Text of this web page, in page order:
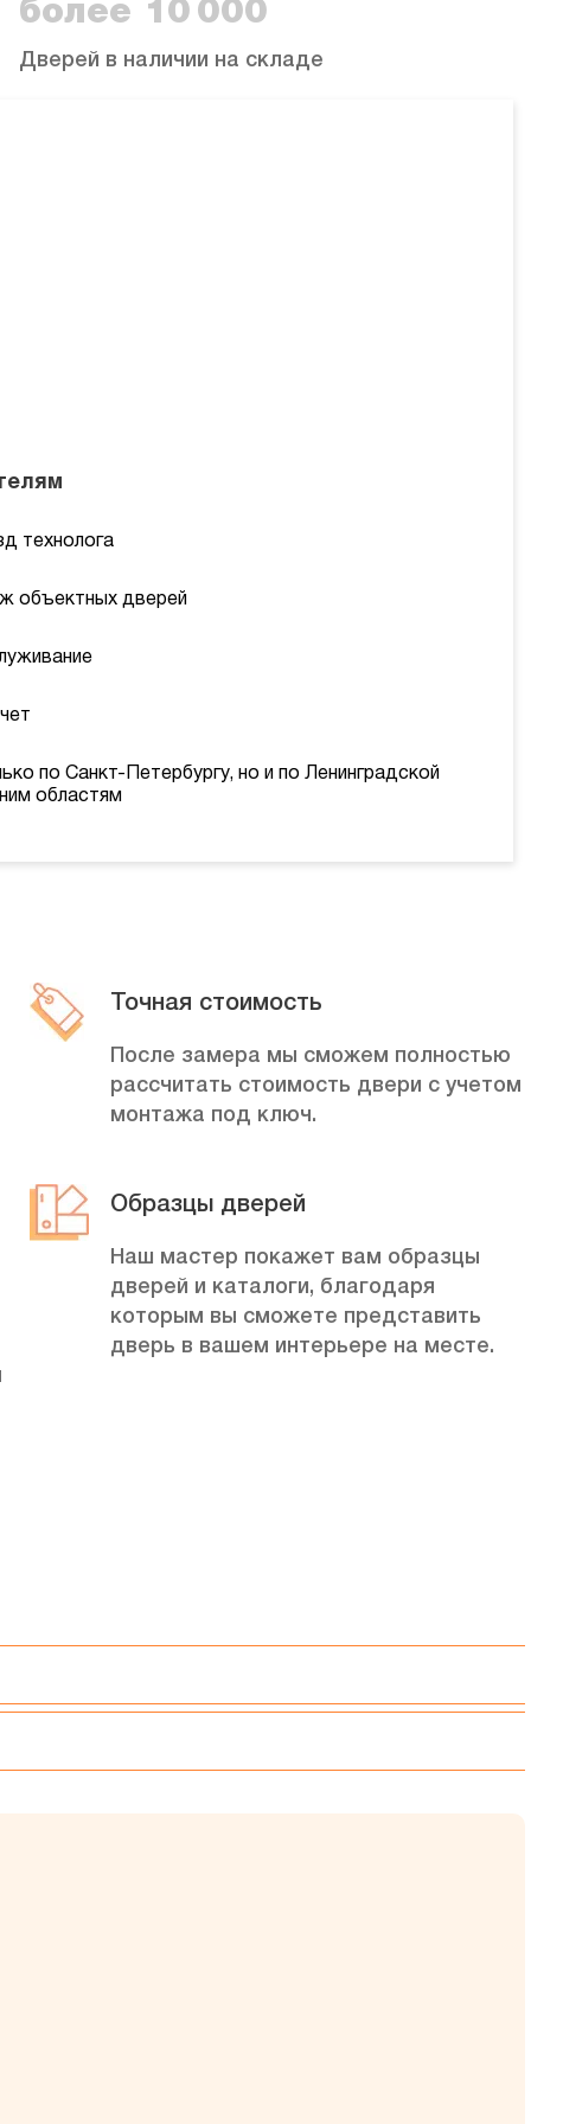
более 10 000
Дверей в наличии на складе
технолога
объектных дверей
по Санкт-Петербургу, но и по Ленинградской
областям
Точная стоимость
После замера мы сможем полностью
рассчитать стоимость двери с учетом
монтажа под ключ.
Образцы дверей
Наш мастер покажет вам образцы
дверей и каталоги, благодаря
которым вы сможете представить
дверь в вашем интерьере на месте.